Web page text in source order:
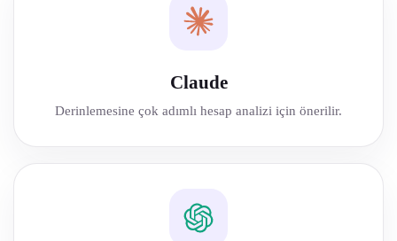
Claude
Derinlemesine çok adımlı hesap analizi için önerilir.